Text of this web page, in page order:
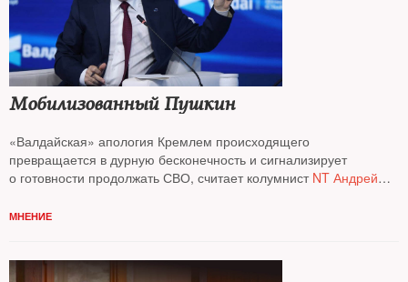
Мобилизованный Пушкин
«Валдайская» апология Кремлем происходящего
превращается в дурную бесконечность и сигнализирует
о готовности продолжать СВО, считает колумнист NT Андрей
МНЕНИЕ